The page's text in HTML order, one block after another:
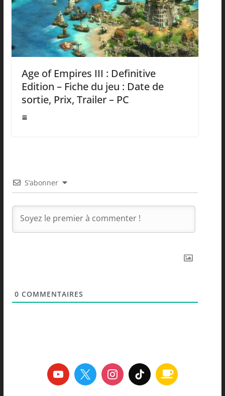
Age of Empires III : Definitive
Edition – Fiche du jeu : Date de
sortie, Prix, Trailer – PC
S’abonner
0 COMMENTAIRES